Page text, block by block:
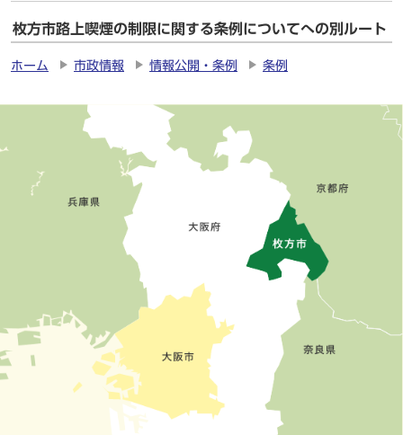
枚方市路上喫煙の制限に関する条例についてへの別ルート
ホーム 市政情報 情報公開・条例 条例